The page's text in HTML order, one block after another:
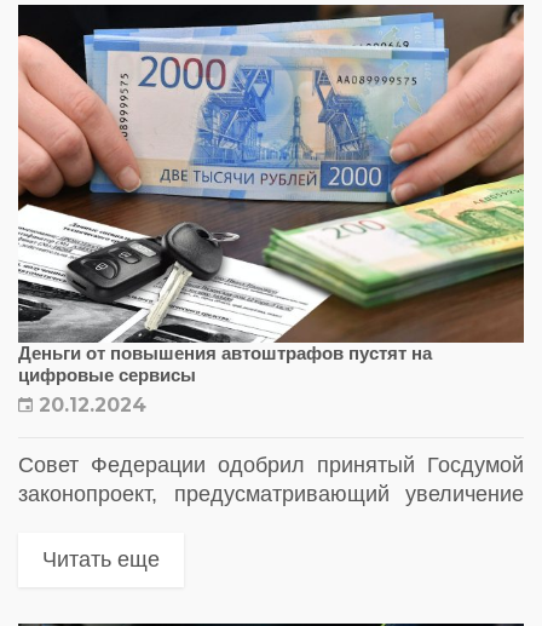
Деньги от повышения автоштрафов пустят на
цифровые сервисы
20.12.2024
Совет Федерации одобрил принятый Госдумой
законопроект, предусматривающий увеличение
штрафов будет сокращена скидка на быструю
Читать еще